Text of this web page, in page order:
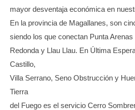
mayor desventaja económica en
En la provincia de Magallanes, son
siendo los que conectan Punta
Redonda y Llau Llau. En Última
Castillo,
Villa Serrano, Seno Obstrucción y
Tierra
del Fuego es el servicio Cerro